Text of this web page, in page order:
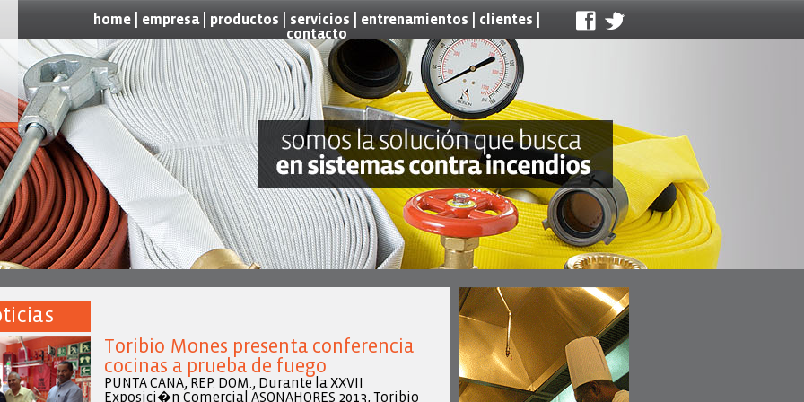
home empresa| productos servicios entrenamientos clientes
contacto
Toribio Mones presenta conferencia
cocinas a prueba de fuego
PUNTA CANA, REP. DOM., Durante la XXVII
Exposici�n Comercial ASONAHORES 2013, Toribio